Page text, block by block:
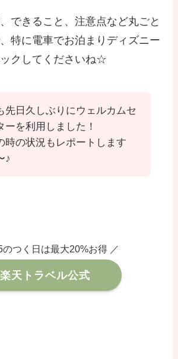
できること、注意点など丸ごと
特に電車でお泊まりディズニー
クしてくださいね☆
先日久しぶりにウェルカムセ
ーを利用しました！
時の状況もレポートします
♪
のつく日は最大20%お得 ／
楽天トラベル公式